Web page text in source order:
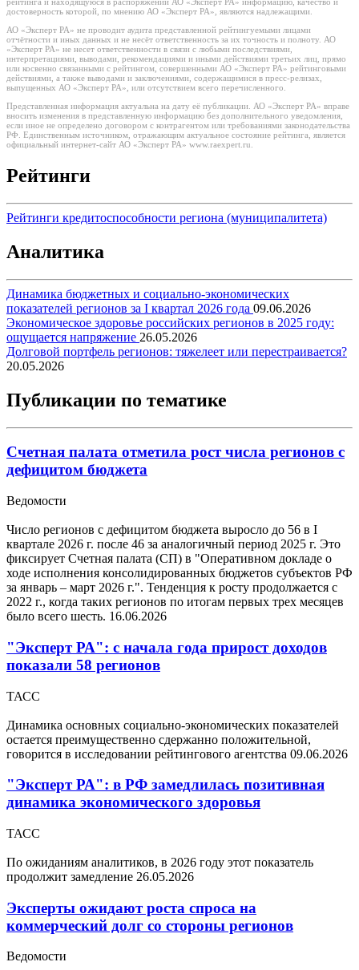
достоверность которой, по мнению АО «Эксперт РА», являются надлежащими.
АО «Эксперт РА» не проводит аудита представленной рейтингуемыми лицами
отчётности и иных данных и не несёт ответственность за их точность и полноту. АО
«Эксперт РА» не несет ответственности в связи с любыми последствиями,
интерпретациями, выводами, рекомендациями и иными действиями третьих лиц, прямо
или косвенно связанными с рейтингом, совершенными АО «Эксперт РА» рейтинговыми
действиями, а также выводами и заключениями, содержащимися в пресс-релизах,
выпущенных АО «Эксперт РА», или отсутствием всего перечисленного.
Представленная информация актуальна на дату её публикации. АО «Эксперт РА» вправе
вносить изменения в представленную информацию без дополнительного уведомления,
если иное не определено договором с контрагентом или требованиями законодательства
РФ. Единственным источником, отражающим актуальное состояние рейтинга, является
официальный интернет-сайт АО «Эксперт РА» www.raexpert.ru.
Рейтинги
Рейтинги кредитоспособности региона (муниципалитета)
Аналитика
Динамика бюджетных и социально-экономических
показателей регионов за I квартал 2026 года 09.06.2026
Экономическое здоровье российских регионов в 2025 году:
ощущается напряжение 26.05.2026
Долговой портфель регионов: тяжелеет или перестраивается?
20.05.2026
Публикации по тематике
Счетная палата отметила рост числа регионов с
дефицитом бюджета
Ведомости
Число регионов с дефицитом бюджета выросло до 56 в I
квартале 2026 г. после 46 за аналогичный период 2025 г. Это
фиксирует Счетная палата (СП) в "Оперативном докладе о
ходе исполнения консолидированных бюджетов субъектов РФ
за январь – март 2026 г.". Тенденция к росту продолжается с
2022 г., когда таких регионов по итогам первых трех месяцев
было всего шесть. 16.06.2026
"Эксперт РА": с начала года прирост доходов
показали 58 регионов
ТАСС
Динамика основных социально-экономических показателей
остается преимущественно сдержанно положительной,
говорится в исследовании рейтингового агентства 09.06.2026
"Эксперт РА": в РФ замедлилась позитивная
динамика экономического здоровья
ТАСС
По ожиданиям аналитиков, в 2026 году этот показатель
продолжит замедление 26.05.2026
Эксперты ожидают роста спроса на
коммерческий долг со стороны регионов
Ведомости